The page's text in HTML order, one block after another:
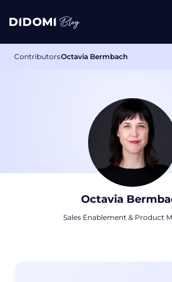
ContributorsOctavia Bermbach
Octavia
Sales Enablement & Product